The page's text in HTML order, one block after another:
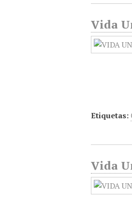
Vida
Etiquetas:
Vida